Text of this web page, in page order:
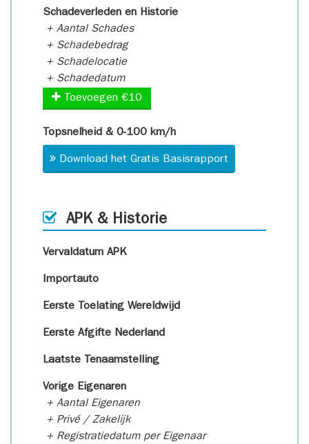
Schadeverleden en Historie
+ Aantal Schades
+ Schadebedrag
+ Schadelocatie
+ Schadedatum
Toevoegen €10
Topsnelheid & 0-100 km/h
Download het Gratis Basisrapport
APK & Historie
Vervaldatum APK
Importauto
Eerste Toelating Wereldwijd
Eerste Afgifte Nederland
Laatste Tenaamstelling
Vorige Eigenaren
+ Aantal Eigenaren
+ Privé / Zakelijk
+ Registratiedatum per Eigenaar